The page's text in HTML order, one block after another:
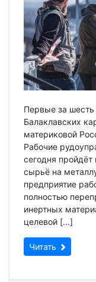
Первые за шесть
Балаклавских
материковой
Рабочие
сегодня
сырьё на
предприятие
полностью
инертных
целевой […]
Читать